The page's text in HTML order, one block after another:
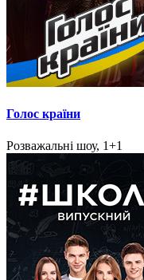
Голос країни
Розважальні шоу, 1+1